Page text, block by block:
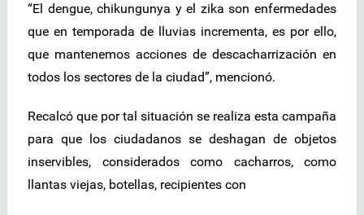
“El dengue, chikungunya y el zika son enfermedades
que en temporada de lluvias incrementa, es por ello,
que mantenemos acciones de descacharrización en
todos los sectores de la ciudad”, mencionó.
Recalcó que por tal situación se realiza esta campaña
para que los ciudadanos se deshagan de objetos
inservibles, considerados como cacharros, como
llantas viejas, botellas, recipientes con